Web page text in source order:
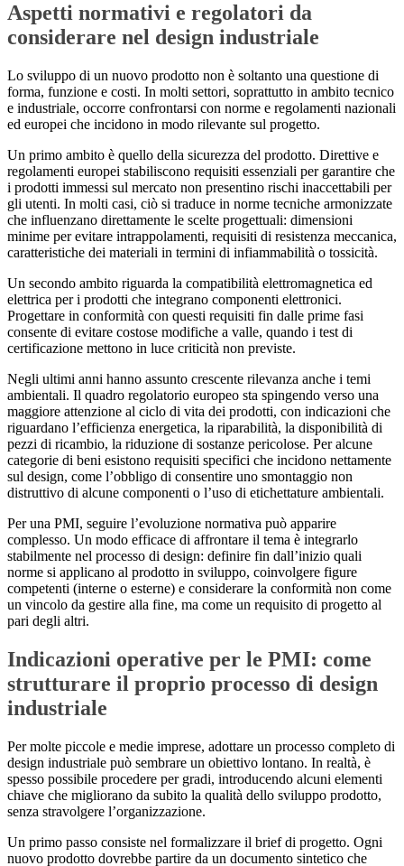
Aspetti normativi e regolatori da
considerare nel design industriale
Lo sviluppo di un nuovo prodotto non è soltanto una questione di
forma, funzione e costi. In molti settori, soprattutto in ambito tecnico
e industriale, occorre confrontarsi con norme e regolamenti nazionali
ed europei che incidono in modo rilevante sul progetto.
Un primo ambito è quello della sicurezza del prodotto. Direttive e
regolamenti europei stabiliscono requisiti essenziali per garantire che
i prodotti immessi sul mercato non presentino rischi inaccettabili per
gli utenti. In molti casi, ciò si traduce in norme tecniche armonizzate
che influenzano direttamente le scelte progettuali: dimensioni
minime per evitare intrappolamenti, requisiti di resistenza meccanica,
caratteristiche dei materiali in termini di infiammabilità o tossicità.
Un secondo ambito riguarda la compatibilità elettromagnetica ed
elettrica per i prodotti che integrano componenti elettronici.
Progettare in conformità con questi requisiti fin dalle prime fasi
consente di evitare costose modifiche a valle, quando i test di
certificazione mettono in luce criticità non previste.
Negli ultimi anni hanno assunto crescente rilevanza anche i temi
ambientali. Il quadro regolatorio europeo sta spingendo verso una
maggiore attenzione al ciclo di vita dei prodotti, con indicazioni che
riguardano l’efficienza energetica, la riparabilità, la disponibilità di
pezzi di ricambio, la riduzione di sostanze pericolose. Per alcune
categorie di beni esistono requisiti specifici che incidono nettamente
sul design, come l’obbligo di consentire uno smontaggio non
distruttivo di alcune componenti o l’uso di etichettature ambientali.
Per una PMI, seguire l’evoluzione normativa può apparire
complesso. Un modo efficace di affrontare il tema è integrarlo
stabilmente nel processo di design: definire fin dall’inizio quali
norme si applicano al prodotto in sviluppo, coinvolgere figure
competenti (interne o esterne) e considerare la conformità non come
un vincolo da gestire alla fine, ma come un requisito di progetto al
pari degli altri.
Indicazioni operative per le PMI: come
strutturare il proprio processo di design
industriale
Per molte piccole e medie imprese, adottare un processo completo di
design industriale può sembrare un obiettivo lontano. In realtà, è
spesso possibile procedere per gradi, introducendo alcuni elementi
chiave che migliorano da subito la qualità dello sviluppo prodotto,
senza stravolgere l’organizzazione.
Un primo passo consiste nel formalizzare il brief di progetto. Ogni
nuovo prodotto dovrebbe partire da un documento sintetico che